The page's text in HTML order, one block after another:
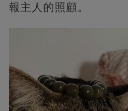
報主人的照顧。